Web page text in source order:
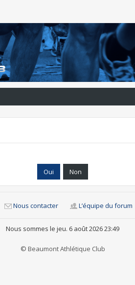
L’équipe du forum
Nous contacter
Nous sommes le jeu. 6 août 2026 23:49
© Beaumont Athlétique Club